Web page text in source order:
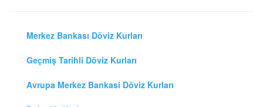
Merkez Bankası Döviz Kurları
Geçmiş Tarihli Döviz Kurları
Avrupa Merkez Bankasi Döviz Kurları